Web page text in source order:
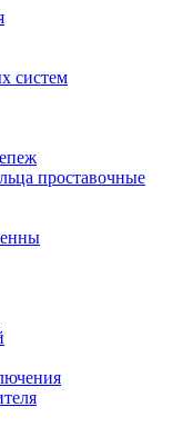
систем
проставочные